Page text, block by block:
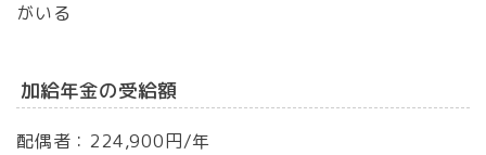
がいる
加給年金の受給額
配偶者：224,900円/年